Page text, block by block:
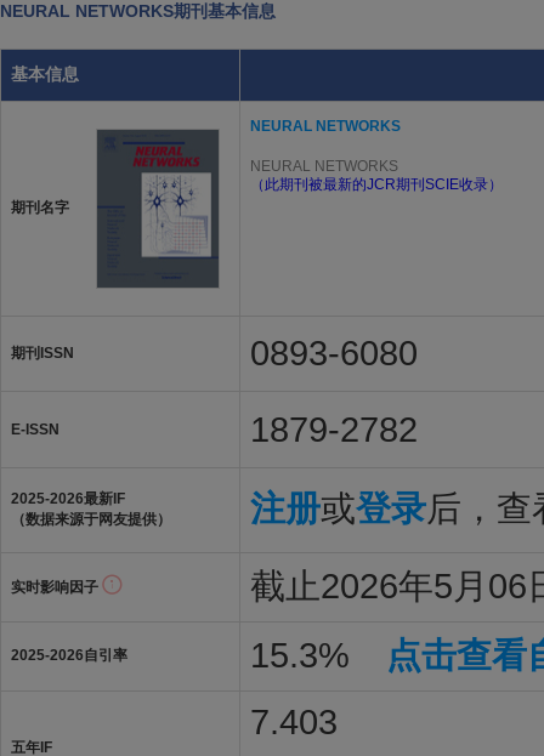
NEURAL NETWORKS期刊基本信息
基本信息
期刊名字
NEURAL NETWORKS
NEURAL NETWORKS
（此期刊被最新的JCR期刊SCIE收录）
期刊ISSN 0893-6080
E-ISSN 1879-2782
2025-2026最新IF
（数据来源于网友提供）
注册或登录后，查
实时影响因子 截止2026年5月06
2025-2026自引率 15.3% 点击查看
五年IF
7.403